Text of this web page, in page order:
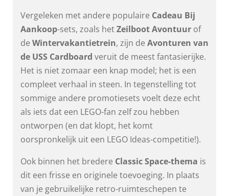
Vergeleken met andere populaire Cadeau Bij
Aankoop-sets, zoals hetZeilboot Avontuur of
de Wintervakantietrein, zijn de Avonturen van
de USS Cardboard veruit de meest fantasierijke.
Het is niet zomaar een knap model; het is een
compleet verhaal in steen. In tegenstelling tot
sommige andere promotiesets voelt deze echt
als iets dat een LEGO-fan zelf zou hebben
ontworpen (en dat klopt, het komt
oorspronkelijk uit een LEGO Ideas-competitie!).
Ook binnen het bredere Classic Space-thema is
dit een frisse en originele toevoeging. In plaats
van je gebruikelijke retro-ruimteschepen te